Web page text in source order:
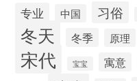
专业 中国 习俗
冬天 冬季 原理
宋代 宝宝 寓意